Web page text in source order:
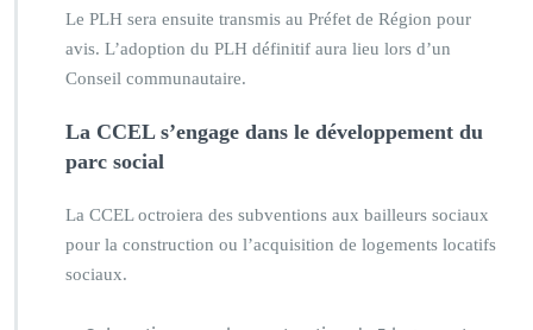
Le PLH sera ensuite transmis au Préfet de Région pour
avis. L’adoption du PLH définitif aura lieu lors d’un
Conseil communautaire.
La CCEL s’engage dans le développement du
parc social
La CCEL octroiera des subventions aux bailleurs sociaux
pour la construction ou l’acquisition de logements locatifs
sociaux.